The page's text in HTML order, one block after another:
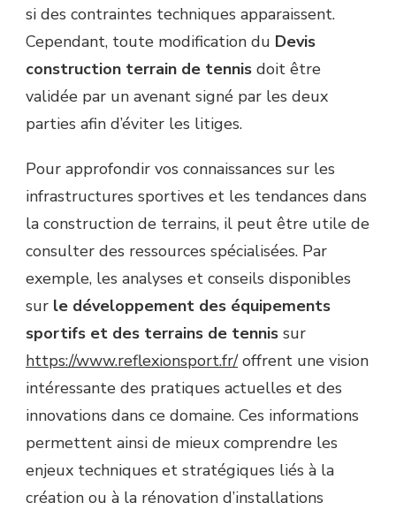
si des contraintes techniques apparaissent.
Cependant, toute modification du Devis
construction terrain de tennis doit être
validée par un avenant signé par les deux
parties afin d’éviter les litiges.
Pour approfondir vos connaissances sur les
infrastructures sportives et les tendances dans
la construction de terrains, il peut être utile de
consulter des ressources spécialisées. Par
exemple, les analyses et conseils disponibles
sur le développement des équipements
sportifs et des terrains de tennis sur
https://www.reflexionsport.fr/offrent une vision
intéressante des pratiques actuelles et des
innovations dans ce domaine. Ces informations
permettent ainsi de mieux comprendre les
enjeux techniques et stratégiques liés à la
création ou à la rénovation d’installations